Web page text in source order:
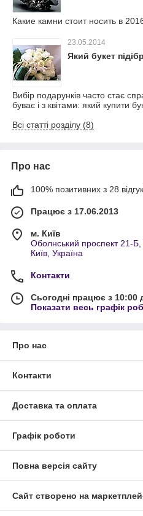
Какие камни стоит носить в
23.05.2014
Який букет
Вибір подарунків часто стає
буває і з квітами: який купити
Всі статті розділу (8)
Про нас
100% позитивних з 28
Працює з 17.06.2013
м. Київ
Оболнський проспект 21-
Київ, Україна
Контакти
Сьогодні працює з 10:00
Показати весь графік
Про нас
Контакти
Доставка та оплата
Графік роботи
Повна версія сайту
Сайт створено на